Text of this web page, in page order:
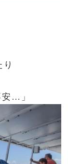
安…」